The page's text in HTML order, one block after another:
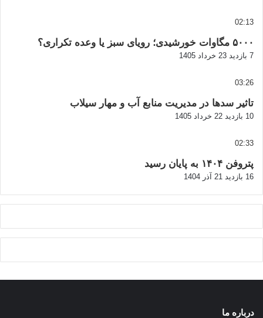
02:13
۵۰۰۰ مگاوات خورشیدی؛ رویای سبز یا وعده تکراری؟
7 بازدید 23 خرداد 1405
03:26
تاثیر سدها در مدیریت منابع آب و مهار سیلاب
10 بازدید 22 خرداد 1405
02:33
پتروفن ۱۴۰۴ به پایان رسید
16 بازدید 21 آذر 1404
درباره ما